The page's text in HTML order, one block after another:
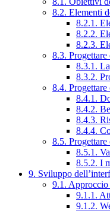
8.2. Elementi
8.2.1.
8.2.2.
8.2.3.
8.3. Progettare
8.3.1.
8.3.2.
8.4.
8.4.1.
8.4.2.
8.4.3.
8.4.4.
8.5.
8.5.1.
8.5.2. I
9. Sviluppo
9.1.
9.1.1.
9.1.2.